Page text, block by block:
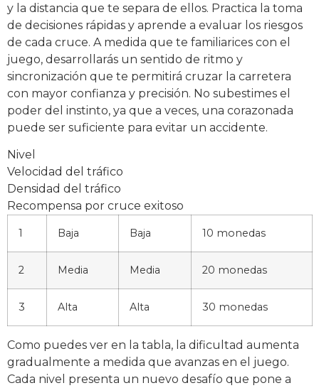
y la distancia que te separa de ellos. Practica la toma
de decisiones rápidas y aprende a evaluar los riesgos
de cada cruce. A medida que te familiarices con el
juego, desarrollarás un sentido de ritmo y
sincronización que te permitirá cruzar la carretera
con mayor confianza y precisión. No subestimes el
poder del instinto, ya que a veces, una corazonada
puede ser suficiente para evitar un accidente.
Nivel
Velocidad del tráfico
Densidad del tráfico
Recompensa por cruce exitoso
1 Baja Baja 10 monedas
2 Media Media 20 monedas
3 Alta Alta 30 monedas
Como puedes ver en la tabla, la dificultad aumenta
gradualmente a medida que avanzas en el juego.
Cada nivel presenta un nuevo desafío que pone a